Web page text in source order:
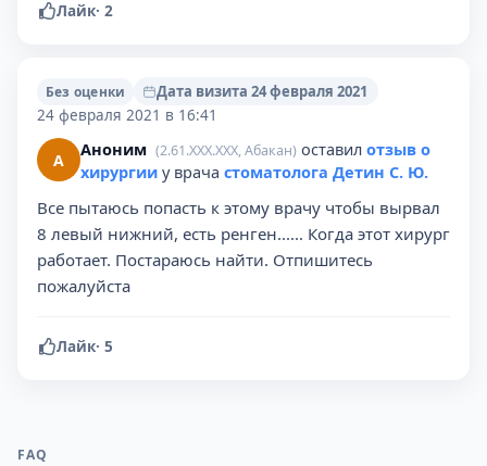
Лайк· 2
Без оценки
Дата визита 24 февраля 2021
24 февраля 2021 в 16:41
А Аноним (2.61.XXX.XXX, Абакан) оставил отзыв о
хирургии у врача стоматолога Детин С. Ю.
Все пытаюсь попасть к этому врачу чтобы вырвал
8 левый нижний, есть ренген...... Когда этот хирург
работает. Постараюсь найти. Отпишитесь
пожалуйста
Лайк· 5
FAQ